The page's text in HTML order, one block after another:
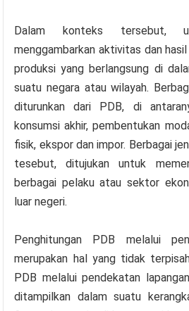
Dalam konteks tersebut,
menggambarkan aktivitas dan
produksi yang berlangsung di
suatu negara atau wilayah.
diturunkan dari PDB, di
konsumsi akhir, pembentukan
fisik, ekspor dan impor. Berbagai
tesebut, ditujukan untuk
berbagai pelaku atau sektor
luar negeri.
Penghitungan PDB melalui
merupakan hal yang tidak
PDB melalui pendekatan
ditampilkan dalam suatu